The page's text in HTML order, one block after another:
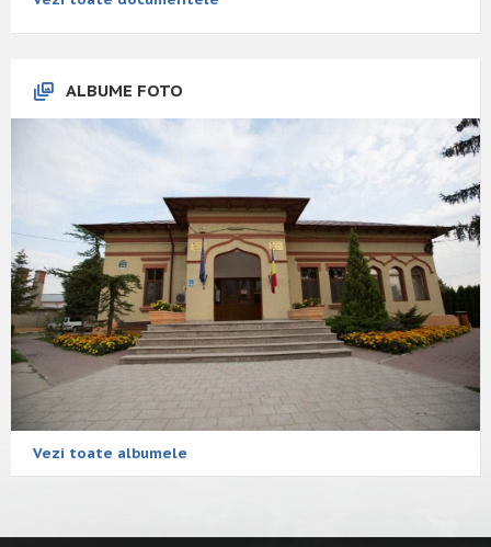
ALBUME FOTO
Vezi toate albumele